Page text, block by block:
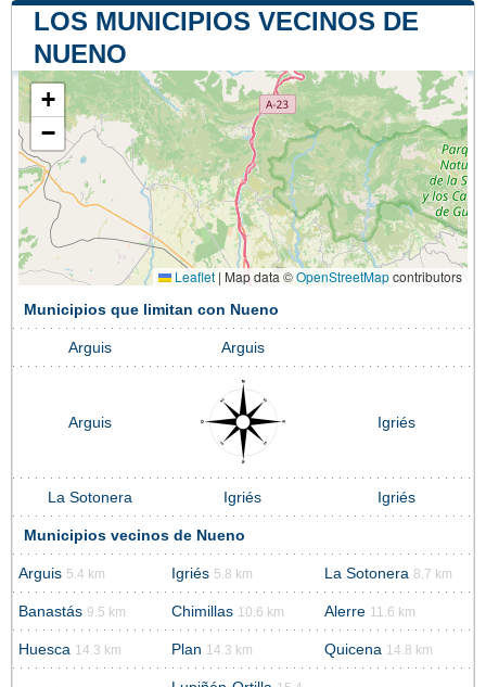
LOS MUNICIPIOS VECINOS DE
NUENO
+
−
Leaflet | Map data ©OpenStreetMapcontributors
Municipios que limitan con Nueno
Arguis Arguis
Arguis Igriés
La Sotonera Igriés Igriés
Municipios vecinos de Nueno
Arguis 5.4 km Igriés 5.8 km La Sotonera 8.7 km
Banastás 9.5 km Chimillas 10.6 km Alerre 11.6 km
Huesca 14.3 km Plan 14.3 km Quicena 14.8 km